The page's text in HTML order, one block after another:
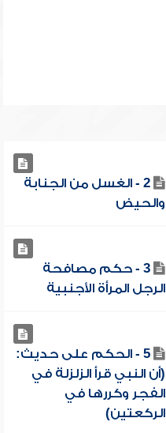
2 - الغسل من الجنابة
والحيض
3 - حكم مصافحة
الرجل المرأة الأجنبية
5 - الحكم على حديث:
(أن النبي قرأ الزلزلة في
الفجر وكررها في
الركعتين)